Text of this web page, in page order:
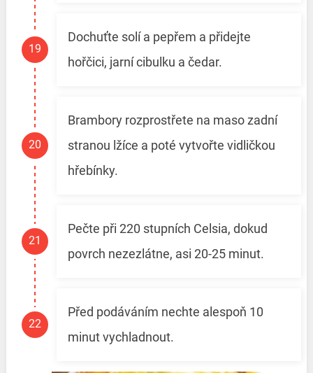
Dochuťte solí a pepřem a přidejte
hořčici, jarní cibulku a čedar.
Brambory rozprostřete na maso zadní
stranou lžíce a poté vytvořte vidličkou
hřebínky.
Pečte při 220 stupních Celsia, dokud
povrch nezezlátne, asi 20-25 minut.
Před podáváním nechte alespoň 10
minut vychladnout.